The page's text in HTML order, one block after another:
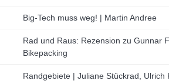
Big-Tech muss weg! | Martin Andree
Rad und Raus: Rezension zu Gunnar
Bikepacking
Randgebiete | Juliane Stückrad, Ulrich